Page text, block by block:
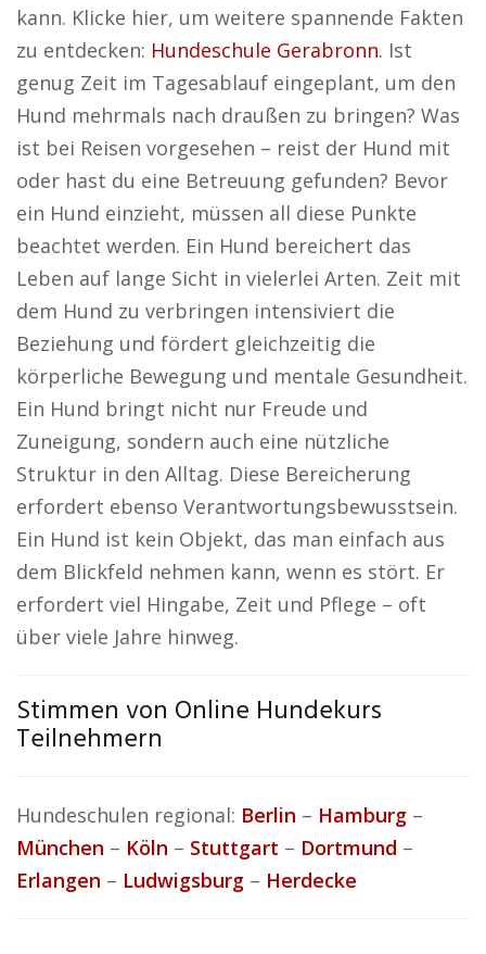
kann. Klicke hier, um weitere spannende Fakten
zu entdecken: Hundeschule Gerabronn. Ist
genug Zeit im Tagesablauf eingeplant, um den
Hund mehrmals nach draußen zu bringen? Was
ist bei Reisen vorgesehen – reist der Hund mit
oder hast du eine Betreuung gefunden? Bevor
ein Hund einzieht, müssen all diese Punkte
beachtet werden. Ein Hund bereichert das
Leben auf lange Sicht in vielerlei Arten. Zeit mit
dem Hund zu verbringen intensiviert die
Beziehung und fördert gleichzeitig die
körperliche Bewegung und mentale Gesundheit.
Ein Hund bringt nicht nur Freude und
Zuneigung, sondern auch eine nützliche
Struktur in den Alltag. Diese Bereicherung
erfordert ebenso Verantwortungsbewusstsein.
Ein Hund ist kein Objekt, das man einfach aus
dem Blickfeld nehmen kann, wenn es stört. Er
erfordert viel Hingabe, Zeit und Pflege – oft
über viele Jahre hinweg.
Stimmen von Online Hundekurs
Teilnehmern
Hundeschulen regional: Berlin – Hamburg –
München – Köln – Stuttgart – Dortmund –
Erlangen – Ludwigsburg – Herdecke